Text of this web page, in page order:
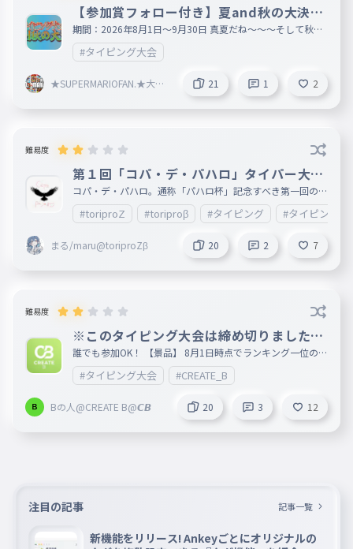
【参加賞フォロー付き】夏and秋の大決戦
！タイピング大会！
期間：2026年8月1日～9月30日 真夏だね～～～そして秋も
だね～ 【TOP5の方には、Ankey１つプレイ・いいね・コメ
ントをします！ このAnkeyにしてほしいとかあれば、コメン
トにURL・Ankey名をお願いします】 ※自分を抜いたランキ
itor.com/pic/pic_twitter_header_for_logo_taiko_tatsujin.
#タイピング大会
★SUPERMARIOFAN.★大会
21 1 2
難易度
第１回「コパ・デ・パハロ」タイパー大会
！
コパ・デ・パハロ。通称「パハロ杯」記念すべき第一回の開
幕です 大会説明：誰でも参加OK！toriproZメンバーは本気
で上位を目指してほしいです。何回でもOK。 ※toriproZメ
ンバーは本気でやったところでとくにランキングが載るとか
はないです（今のところはないはず。というかないでしょう
） 期間：7月4日0:00〜11日23:59 頑張ってね
#toriproZ #toriproβ #タイピング #タイピング練
まる/maru@toriproZβ 20 2 7
難易度
※このタイピング大会は締め切りました。
ご参加ありがとうございました。
誰でも参加OK！ 【景品】 8月1日時点でランキング一位の人
をフォロー&その人が一番直近に作ったAnkeyを私がいいね
、100回プレイさせていただきます！ ※ピン留めされている
のもがあれば、そちらをプレイさせていだだきます。 ※一
位の人がAnkeyを作成していなかった場合、二位の人に景品
が渡ります。 あと今回は二位、三位の方もフォローさせて
がる度に×10だけ優勝者への景品のプレイ回数が上がりま
でコメント欄で教えてください。 誤字、脱字があったら都
はthrowさんでした！おめでとうございます！
#タイピング大会 #CREATE_B
Bの人@CREATE B@𝘾𝘽 20 3 12
注目の記事 記事一覧
新機能をリリース! Ankeyごとにオリジナルの